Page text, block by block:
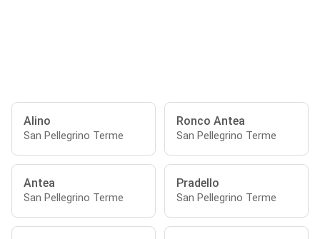
Alino
San Pellegrino Terme
Ronco Antea
San Pellegrino Terme
Antea
San Pellegrino Terme
Pradello
San Pellegrino Terme